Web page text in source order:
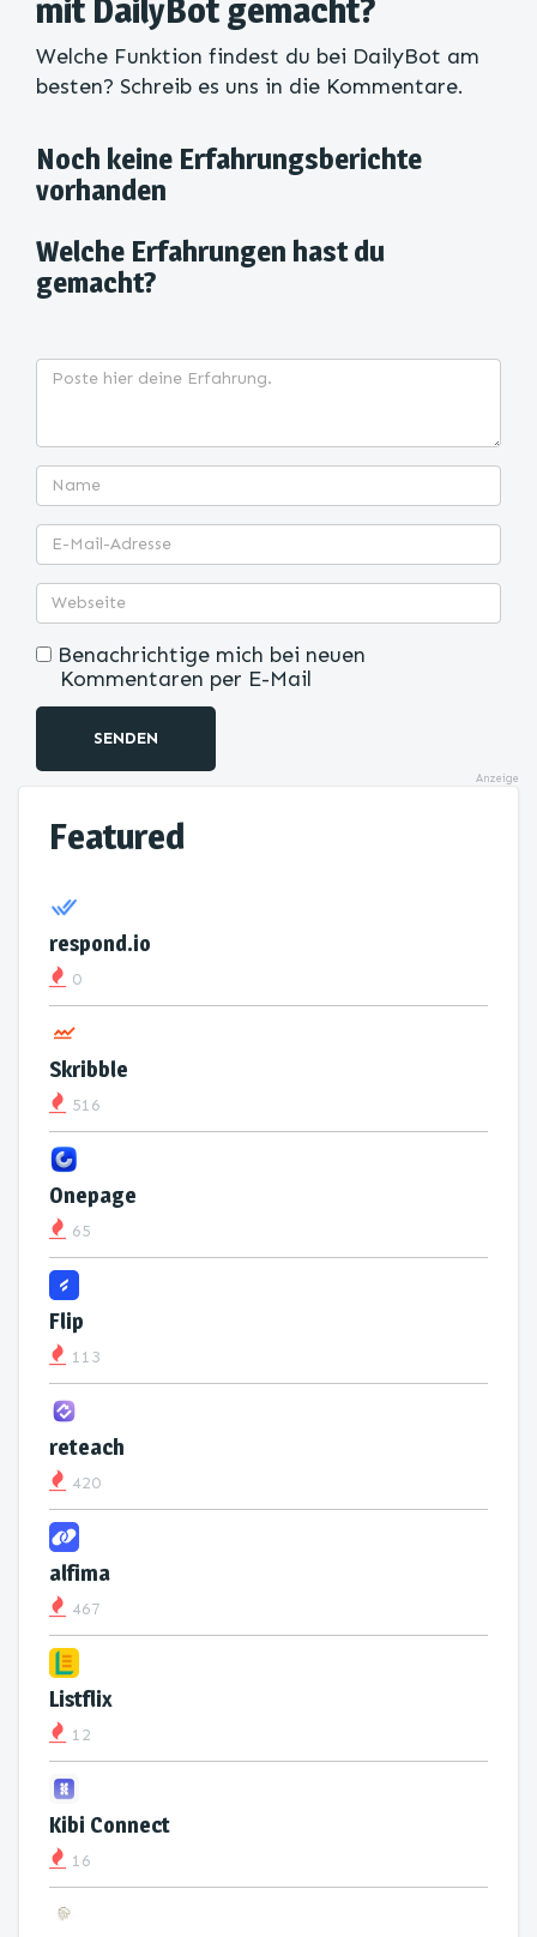
mit DailyBot gemacht?
Welche Funktion findest du bei DailyBot am
besten? Schreib es uns in die Kommentare.
Noch keine Erfahrungsberichte
vorhanden
Welche Erfahrungen hast du
gemacht?
Benachrichtige mich bei neuen
Kommentaren per E-Mail
SENDEN
Anzeige
Featured
respond.io
0
Skribble
516
Onepage
65
Flip
113
reteach
420
alfima
467
Listflix
12
Kibi Connect
16